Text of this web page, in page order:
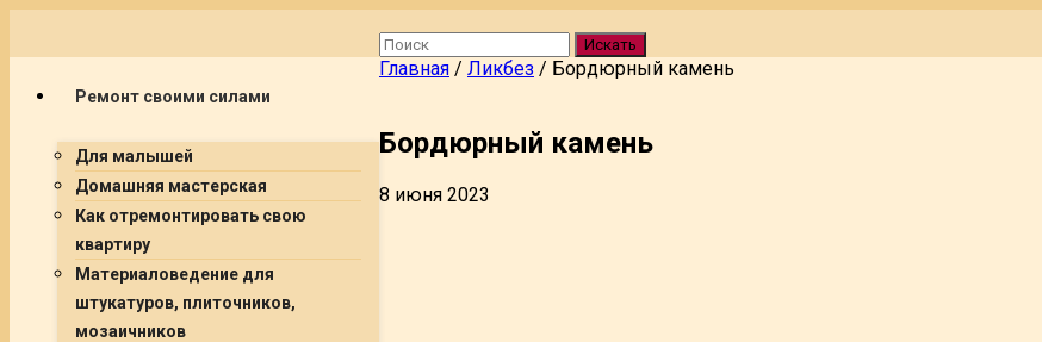
Ремонт своими силами
Для малышей
Домашняя мастерская
Как отремонтировать свою
квартиру
Материаловедение для
штукатуров, плиточников,
мозаичников
Искать
Главная / Ликбез / Бордюрный камень
Бордюрный камень
8 июня 2023